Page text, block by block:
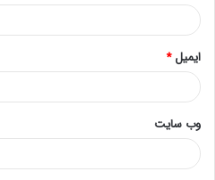
باشد.
ایمیل*
وب‌ سایت